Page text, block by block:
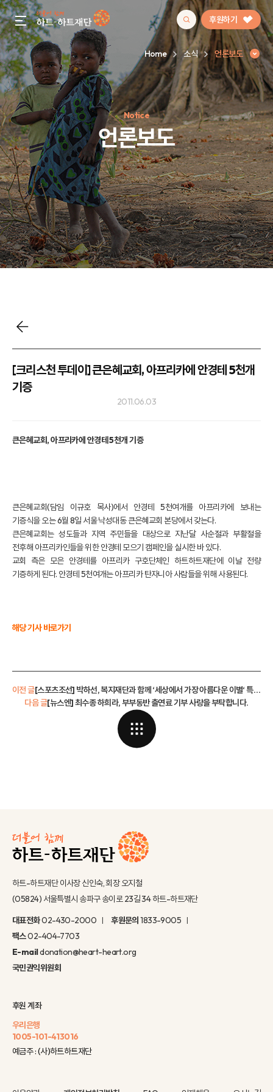
gnb menu open 후원하기
인기 키워드
#정기후원#하트플레이스#캠페인#팬덤후원
Home 소식 언론보도
Notice
언론보도
언론보도
[크리스천 투데이] 큰은혜교회, 아프리카에 안경테 5천개
기증
2011.06.03
큰은혜교회, 아프리카에 안경테 5천개 기증
큰은혜교회(담임 이규호 목사)에서 안경테 5천여개를 아프리카에 보내는
기증식을 오는 6월 8일 서울 낙성대동 큰은혜교회 본당에서 갖는다.
큰은혜교회는 성도들과 지역 주민들을 대상으로 지난달 사순절과 부활절을
전후해 아프리카인들을 위한 안경테 모으기 캠페인을 실시한 바 있다.
교회 측은 모은 안경테를 아프리카 구호단체인 하트하트재단에 이날 전량
기증하게 된다. 안경테 5천여개는 아프리카 탄자니아 사람들을 위해 사용된다.
해당 기사 바로가기
이전 글
[스포츠조선] 박하선, 복지재단과 함께 ‘세상에서 가장 아름다운 이별‘ 특별상영회 직접 마련
[뉴스엔] 최수종 하희라, 부부동반 출연료 기부 사랑을 부탁합니다.
다음 글
하트-하트재단 이사장 신인숙, 회장 오지철
(05824) 서울특별시 송파구 송이로 23길 34 하트-하트재단
대표전화02-430-2000 후원문의1833-9005
팩스02-404-7703
E-maildonation@heart-heart.org
국민권익위원회
후원 계좌
우리은행
1005-101-413016
예금주 : (사)하트하트재단